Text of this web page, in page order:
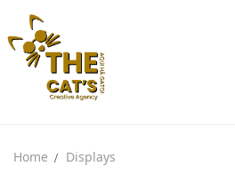
to
content
Home Displays